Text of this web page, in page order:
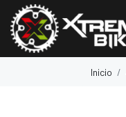
Inicio